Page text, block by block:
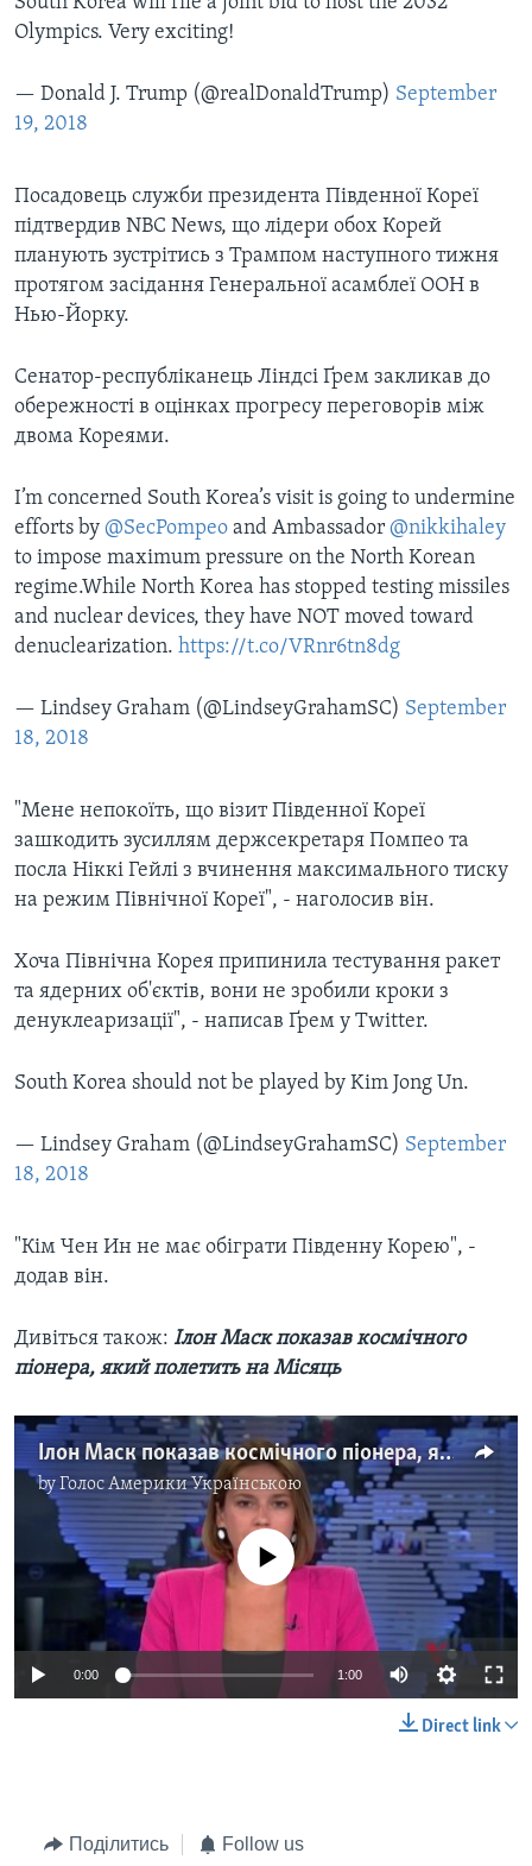
Olympics. Very exciting!
— Donald J. Trump (@realDonaldTrump) September
19, 2018
Посадовець служби президента Південної Кореї
підтвердив NBC News, що лідери обох Корей
планують зустрітись з Трампом наступного тижня
протягом засідання Генеральної асамблеї ООН в
Нью-Йорку.
Сенатор-республіканець Ліндсі Ґрем закликав до
обережності в оцінках прогресу переговорів між
двома Кореями.
I’m concerned South Korea’s visit is going to undermine
efforts by @SecPompeo and Ambassador @nikkihaley
to impose maximum pressure on the North Korean
regime.While North Korea has stopped testing missiles
and nuclear devices, they have NOT moved toward
denuclearization. https://t.co/VRnr6tn8dg
— Lindsey Graham (@LindseyGrahamSC) September
18, 2018
"Мене непокоїть, що візит Південної Кореї
зашкодить зусиллям держсекретаря Помпео та
посла Ніккі Гейлі з вчинення максимального тиску
на режим Північної Кореї", - наголосив він.
Хоча Північна Корея припинила тестування ракет
та ядерних об'єктів, вони не зробили кроки з
денуклеаризації", - написав Ґрем у Twitter.
South Korea should not be played by Kim Jong Un.
— Lindsey Graham (@LindseyGrahamSC) September
18, 2018
"Кім Чен Ин не має обіграти Південну Корею", -
додав він.
Дивіться також: ​ Ілон Маск показав космічного
піонера, який полетить на Місяць
Ілон Маск показав космічного піонера, який полетить на Місяць. Відео
byГолос Америки Українською
No media source currently available
0:00 1:00
Direct link
Поділитись Follow us